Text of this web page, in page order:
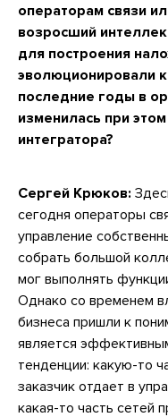
операторам связи
возросший
для построения
эволюционировали
последние годы в
изменилась при
интегратора?
Сергей Крюков:
сегодня операторы
управление
собрать большой
мог выполнять
Однако со временем
бизнеса пришли к
является
тенденции: какую-то
заказчик отдает в
какая-то часть сетей